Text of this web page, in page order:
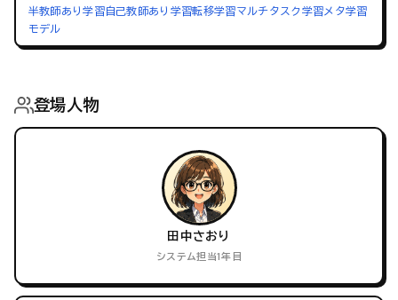
半教師あり学習自己教師あり学習転移学習マルチタスク学習メタ学習
モデル
登場人物
田中さおり
システム担当1年目